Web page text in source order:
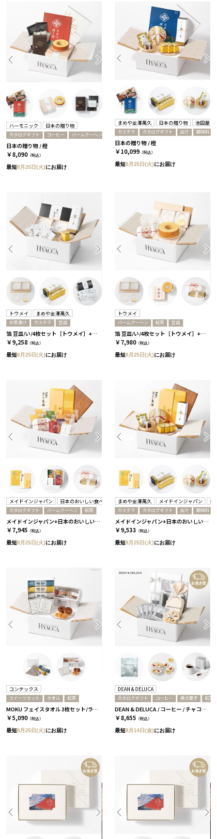
ハーモニック 日本の贈り物
カタログギフト コーヒー バームクーヘン
日本の贈り物 / 橙
￥8,090 （税込）
最短8月25日(火)にお届け
まめや金澤萬久 日本の贈り物 池田屋
カステラ カタログギフト 出汁 調味料
日本の贈り物 / 橙
￥10,099 （税込）
最短8月25日(火)にお届け
トウメイ まめや金澤萬久
お茶漬け カステラ 豆皿
箔 豆皿/い/4枚セット［トウメイ］+カステラ+お茶漬け
￥9,258 （税込）
最短8月25日(火)にお届け
トウメイ
バームクーヘン 紅茶 豆皿
箔 豆皿/い/4枚セット［トウメイ］+バームクーヘン+紅茶
￥7,980 （税込）
最短8月25日(火)にお届け
メイドインジャパン 日本のおいしい食べ物
カタログギフト バームクーヘン 紅茶
メイドインジャパン+日本のおいしい食べ物 / MJ6+橙
￥7,945 （税込）
最短8月25日(火)にお届け
まめや金澤萬久 メイドインジャパン 日
カステラ カタログギフト 出汁 調味料
メイドインジャパン+日本のおいしい食べ物 / MJ6+橙 2冊セット
￥9,533 （税込）
最短8月25日(火)にお届け
コンテックス
スイーツセット タオル 紅茶
MOKU フェイスタオル 3枚セット/ライト［コンテックス］+紅茶&スイーツセット
￥5,090 （税込）
最短8月25日(火)にお届け
DEAN & DELUCA
カタログギフト コーヒー 焼き菓子 紅茶
DEAN & DELUCA / コーヒー / チャコール
￥8,655 （税込）
最短8月14日(金)にお届け